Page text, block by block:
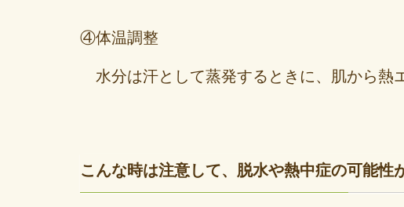
④体温調整
水分は汗として蒸発するときに、肌から熱
こんな時は注意して、脱水や熱中症の可能性